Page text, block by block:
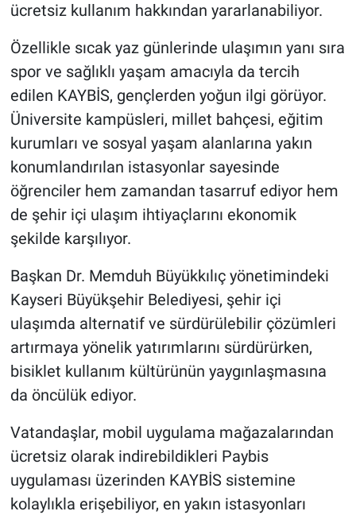
ücretsiz kullanım hakkından yararlanabiliyor.
Özellikle sıcak yaz günlerinde ulaşımın yanı sıra
spor ve sağlıklı yaşam amacıyla da tercih
edilen KAYBİS, gençlerden yoğun ilgi görüyor.
Üniversite kampüsleri, millet bahçesi, eğitim
kurumları ve sosyal yaşam alanlarına yakın
konumlandırılan istasyonlar sayesinde
öğrenciler hem zamandan tasarruf ediyor hem
de şehir içi ulaşım ihtiyaçlarını ekonomik
şekilde karşılıyor.
Başkan Dr. Memduh Büyükkılıç yönetimindeki
Kayseri Büyükşehir Belediyesi, şehir içi
ulaşımda alternatif ve sürdürülebilir çözümleri
artırmaya yönelik yatırımlarını sürdürürken,
bisiklet kullanım kültürünün yaygınlaşmasına
da öncülük ediyor.
Vatandaşlar, mobil uygulama mağazalarından
ücretsiz olarak indirebildikleri Paybis
uygulaması üzerinden KAYBİS sistemine
kolaylıkla erişebiliyor, en yakın istasyonları